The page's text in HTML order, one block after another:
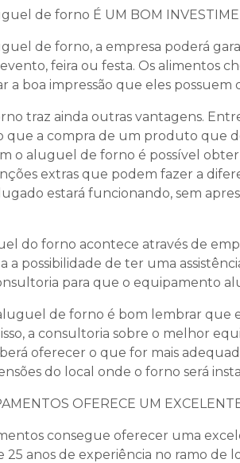
de forno É UM BOM
de forno, a empresa poderá
feira ou festa. Os alimentos
a boa impressão que eles possuem
traz ainda outras vantagens.
que a compra de um produto que
o aluguel de forno é possível
extras que podem fazer a
estará funcionando, sem
do forno acontece através de
a possibilidade de ter uma
para que o equipamento
de forno é bom lembrar que
a consultoria sobre o melhor
oferecer o que for mais
do local onde o forno será
OFERECE UM
consegue oferecer uma
25 anos de experiência no ramo